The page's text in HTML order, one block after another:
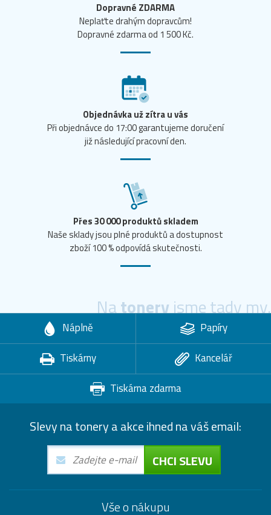
Dopravné ZDARMA
Neplaťte drahým dopravcům!
Dopravné zdarma od 1 500 Kč.
Objednávka už zítra u vás
Při objednávce do 17:00 garantujeme doručení
již následující pracovní den.
Přes 30 000 produktů skladem
Naše sklady jsou plné produktů a dostupnost
zboží 100 % odpovídá skutečnosti.
Natoneryjsme tady my.
Náplně
Papíry
Tiskárny
Kancelář
Tiskárna zdarma
Slevy na tonery a akce ihned na váš email:
CHCI SLEVU
Vše o nákupu